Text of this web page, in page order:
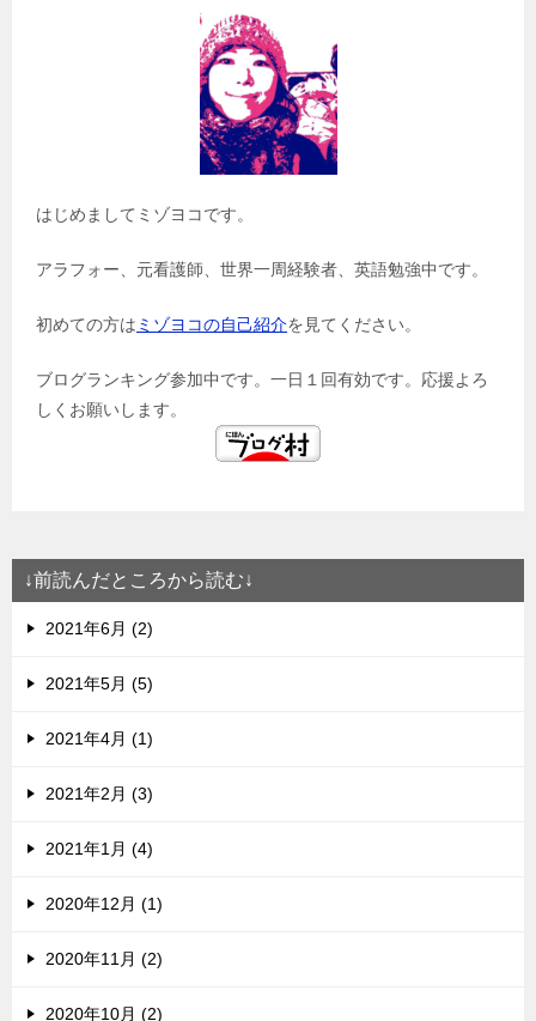
はじめましてミゾヨコです。
アラフォー、元看護師、世界一周経験者、英語勉強中です。
初めての方は ミゾヨコの自己紹介を見てください。
ブログランキング参加中です。一日１回有効です。応援よろ
しくお願いします。
↓前読んだところから読む↓
2021年6月 (2)
2021年5月 (5)
2021年4月 (1)
2021年2月 (3)
2021年1月 (4)
2020年12月 (1)
2020年11月 (2)
2020年10月 (2)